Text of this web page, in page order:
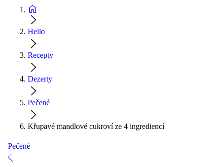
Hello
Recepty
Dezerty
Pečené
Křupavé mandlové cukroví ze 4 ingrediencí
Pečené